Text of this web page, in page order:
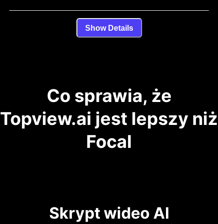
Show Details
Co sprawia, że
Topview.ai jest lepszy niż
Focal
Skrypt wideo AI